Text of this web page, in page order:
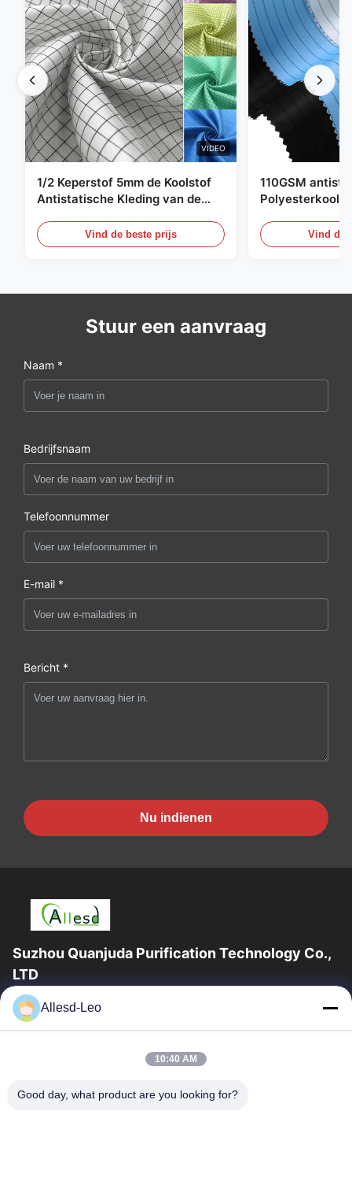
VIDEO
1/2 Keperstof 5mm de Koolstof
Antistatische Kleding van de
Vind de beste prijs
110GSM
Vind de
Stuur een aanvraag
Naam *
Bedrijfsnaam
Telefoonnummer
E-mail *
Bericht *
Nu indienen
Suzhou Quanjuda Purification Technology Co.,
LTD
16years ervaring, als belangrijke fabrikant en exporteur van
ESD & Cleanroom producten, bieden wij een volledige lijn van
Huis
Producten
Allesd-Leo
10:40 AM
Good day, what product are you looking for?